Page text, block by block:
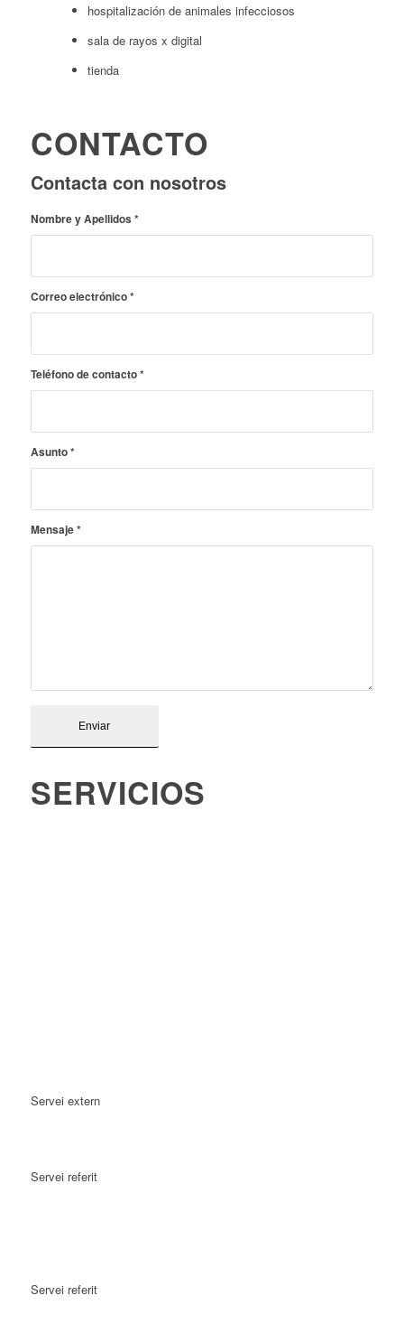
hospitalización de animales infecciosos
sala de rayos x digital
tienda
CONTACTO
Contacta con nosotros
Nombre y Apellidos *
Correo electrónico*
Teléfono de contacto*
Asunto*
Mensaje*
SERVICIOS
Servei extern
Servei referit
Servei referit